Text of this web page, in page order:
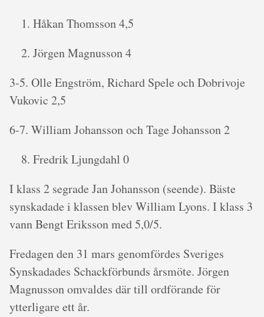
Håkan Thomsson 4,5
Jörgen Magnusson 4
3-5. Olle Engström, Richard Spele och Dobrivoje
Vukovic 2,5
6-7. William Johansson och Tage Johansson 2
Fredrik Ljungdahl 0
I klass 2 segrade Jan Johansson (seende). Bäste
synskadade i klassen blev William Lyons. I klass 3
vann Bengt Eriksson med 5,0/5.
Fredagen den 31 mars genomfördes Sveriges
Synskadades Schackförbunds årsmöte. Jörgen
Magnusson omvaldes där till ordförande för
ytterligare ett år.